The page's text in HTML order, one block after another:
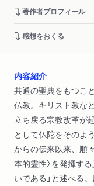
著作者プロフィール
感想をおくる
内容紹介
共通の聖典をもつこ
仏教。キリスト教な
立ち戻る宗教改革が
として仏陀をそのよ
からの伝来以来、順
本的霊性〉を発揮す
いである」と述べる